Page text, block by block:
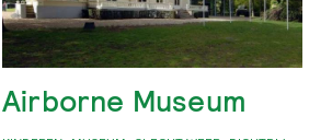
Airborne Museum